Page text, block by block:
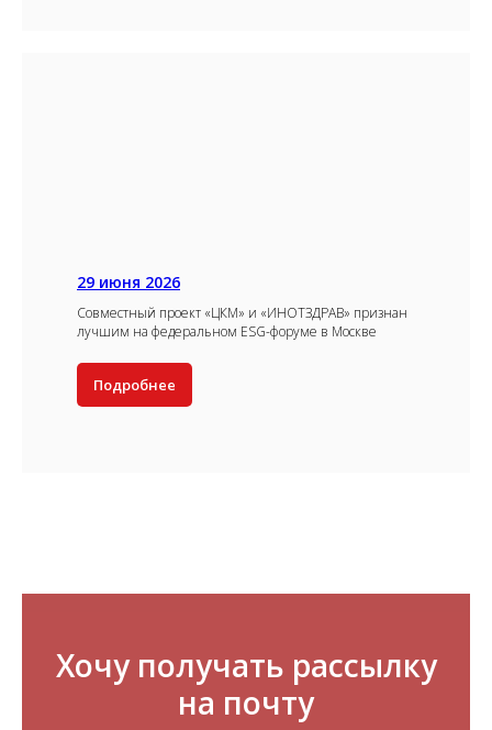
29 июня 2026
Совместный проект «ЦКМ» и «ИНОТЗДРАВ» признан
лучшим на федеральном ESG-форуме в Москве
Подробнее
Хочу получать рассылку
на почту